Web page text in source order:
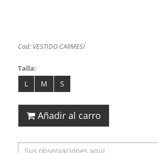
Cod: VESTIDO CARMESÍ
Talla:
L M S
Añadir al carro